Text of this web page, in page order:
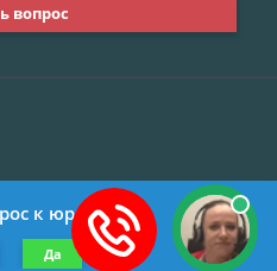
вопрос
к юристу?
Да